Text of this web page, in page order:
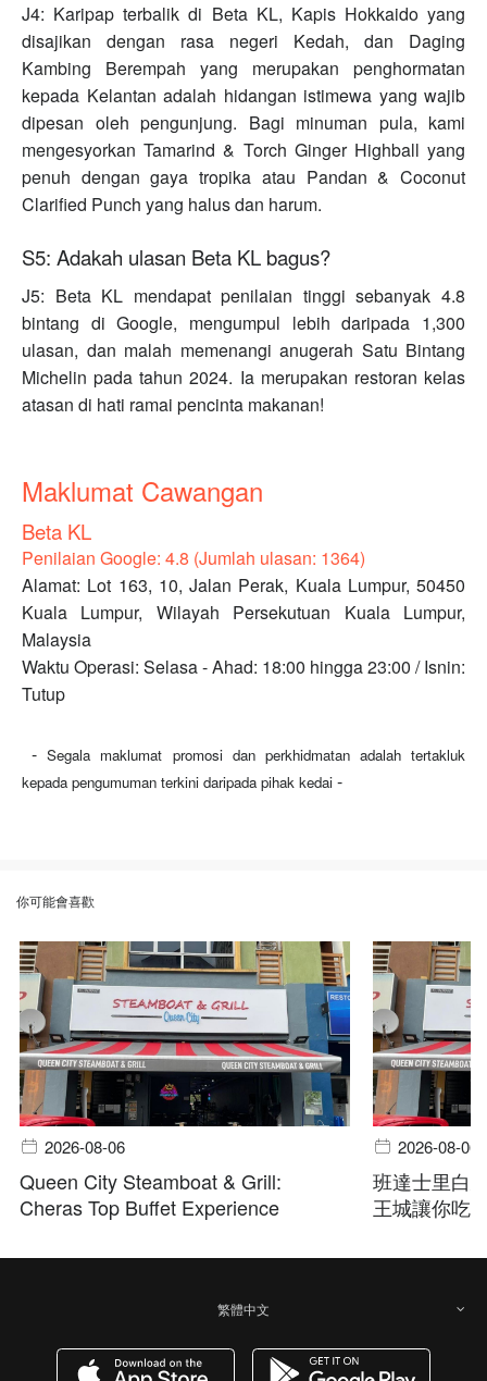
J4: Karipap terbalik di Beta KL, Kapis Hokkaido yang
disajikan dengan rasa negeri Kedah, dan Daging
Kambing Berempah yang merupakan penghormatan
kepada Kelantan adalah hidangan istimewa yang wajib
dipesan oleh pengunjung. Bagi minuman pula, kami
mengesyorkan Tamarind & Torch Ginger Highball yang
penuh dengan gaya tropika atau Pandan & Coconut
Clarified Punch yang halus dan harum.
S5: Adakah ulasan Beta KL bagus?
J5: Beta KL mendapat penilaian tinggi sebanyak 4.8
bintang di Google, mengumpul lebih daripada 1,300
ulasan, dan malah memenangi anugerah Satu Bintang
Michelin pada tahun 2024. Ia merupakan restoran kelas
atasan di hati ramai pencinta makanan!
Maklumat Cawangan
Beta KL
Penilaian Google: 4.8 (Jumlah ulasan: 1364)
Alamat: Lot 163, 10, Jalan Perak, Kuala Lumpur, 50450
Kuala Lumpur, Wilayah Persekutuan Kuala Lumpur,
Malaysia
Waktu Operasi: Selasa - Ahad: 18:00 hingga 23:00 / Isnin:
Tutup
-Segala maklumat promosi dan perkhidmatan adalah tertakluk
kepada pengumuman terkini daripada pihak kedai -
你可能會喜歡
2026-08-06
Queen City Steamboat & Grill:
Cheras Top Buffet Experience
2026-08-06
班達士里白
王城讓你吃
繁體中文